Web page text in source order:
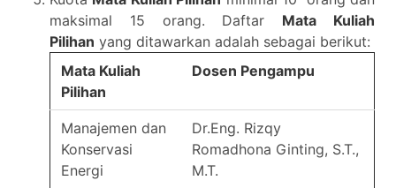
maksimal 15 orang. Daftar Mata Kuliah
Pilihan yang ditawarkan adalah sebagai berikut:
Mata Kuliah
Pilihan
Dosen Pengampu
Manajemen dan
Konservasi
Energi
Dr.Eng. Rizqy
Romadhona Ginting, S.T.,
M.T.